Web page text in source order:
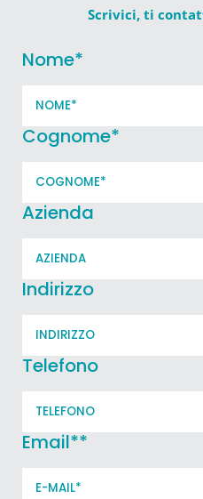
Scrivici, ti
Nome*
Cognome*
Azienda
Indirizzo
Telefono
Email**